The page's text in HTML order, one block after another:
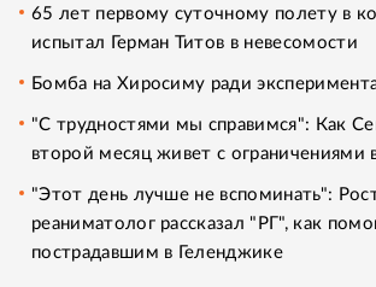
65 лет первому суточному полету в
испытал Герман Титов в невесомости
Бомба на Хиросиму ради
"С трудностями мы справимся": Как
второй месяц живет с ограничениями
"Этот день лучше не вспоминать":
реаниматолог рассказал "РГ", как
пострадавшим в Геленджике